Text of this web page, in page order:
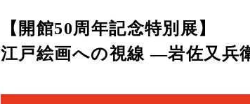
【開館50周年記念特別展】
江戸絵画への視線 ―岩佐又兵